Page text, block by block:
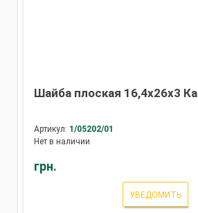
Шайба плоская 16,4х26х3
Артикул: 1/05202/01
Нет в наличии
грн.
УВЕДОМИТЬ